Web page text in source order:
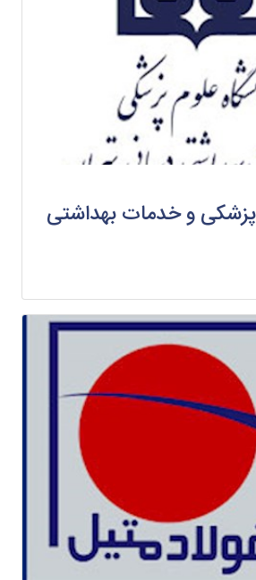
پزشکی و خدمات بهداشتی